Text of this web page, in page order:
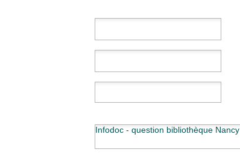
Infodoc - question bibliothèque Nancy